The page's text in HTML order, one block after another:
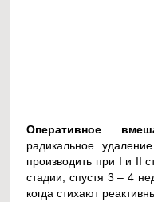
Оперативное
радикальное
производить при I и II
стадии, спустя 3 – 4
когда стихают